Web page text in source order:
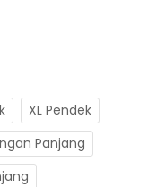
XL Pendek
Panjang